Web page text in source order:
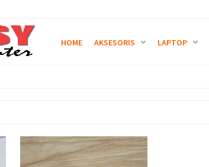
HOME AKSESORIS LAPTOP